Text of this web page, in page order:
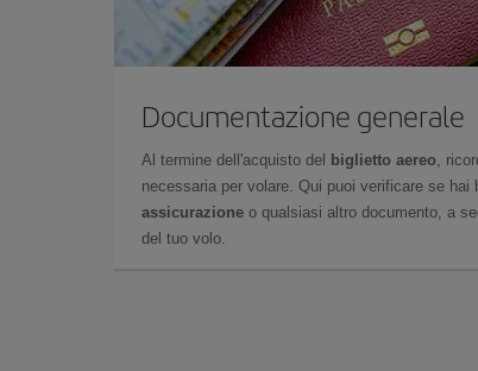
Documentazione generale
Al termine dell'acquisto del biglietto aereo,
necessaria per volare. Qui puoi verificare se hai
assicurazione o qualsiasi altro documento, a
del tuo volo.